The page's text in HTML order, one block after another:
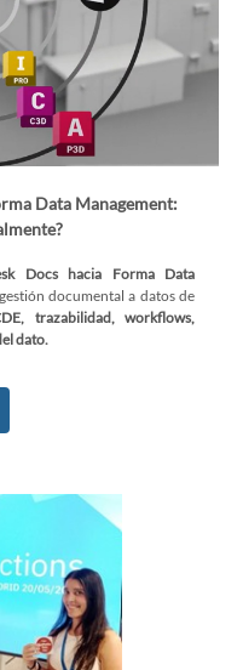
Data Management:
Docs hacia Forma Data
documental a datos de
trazabilidad, workflows,
dato.